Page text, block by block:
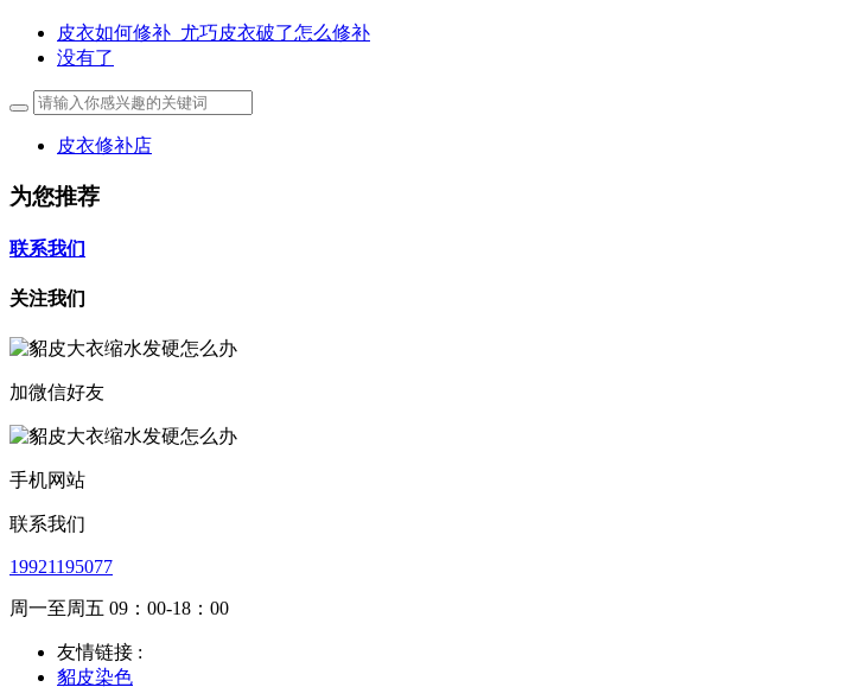
皮衣如何修补_尤巧皮衣破了怎么修补
没有了
皮衣修补店
为您推荐
联系我们
关注我们
加微信好友
手机网站
联系我们
19921195077
周一至周五 09：00-18：00
友情链接 :
貂皮染色